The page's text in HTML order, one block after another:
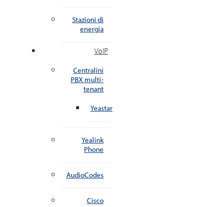
Stazioni di
energia
VoIP
Centralini
PBX multi-
tenant
Yeastar
Yealink
Phone
AudioCodes
Cisco